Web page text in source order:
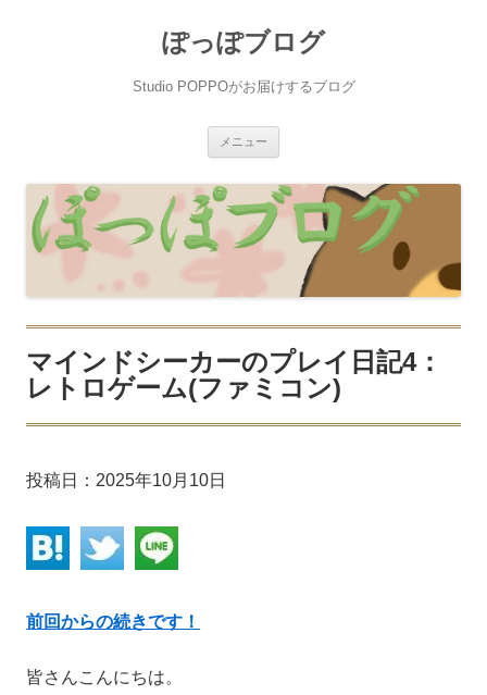
ぽっぽブログ
Studio POPPOがお届けするブログ
メニュー
ツ
へ
プ
マインドシーカーのプレイ日記4：
レトロゲーム(ファミコン)
投稿日： 2025年10月10日
前回からの続きです！
皆さんこんにちは。